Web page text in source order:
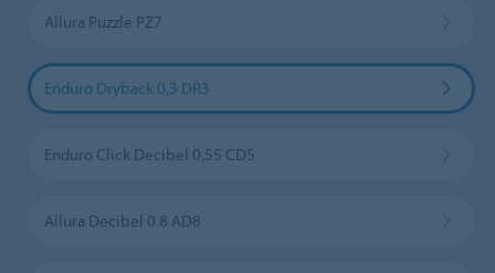
Allura Puzzle PZ7
Enduro Dryback 0,3 DR3
Enduro Click Decibel 0,55 CD5
Allura Decibel 0.8 AD8